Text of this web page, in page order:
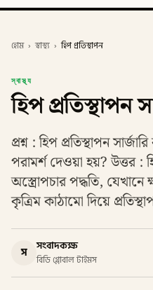
হোম › স্বাস্থ্য › হিপ প্রতিস্থাপন
স্বাস্থ্য
হিপ প্রতিস্থাপন
প্রশ্ন : হিপ প্রতিস্থাপন
পরামর্শ দেওয়া হয়? উত্তর :
অস্ত্রোপচার পদ্ধতি, যেখানে
কৃত্রিম কাঠামো দিয়ে
স সংবাদকক্ষ
বিডি গ্লোবাল টাইমস